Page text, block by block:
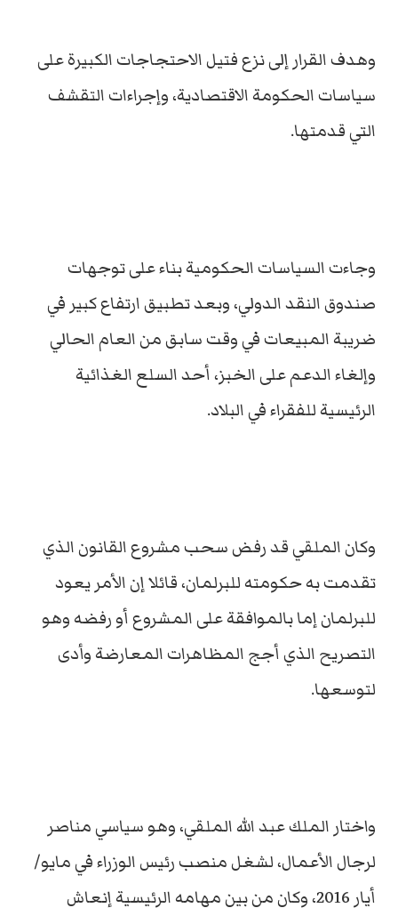
وهدف القرار إلى نزع فتيل الاحتجاجات الكبيرة على
سياسات الحكومة الاقتصادية، وإجراءات التقشف
التي قدمتها.
وجاءت السياسات الحكومية بناء على توجهات
صندوق النقد الدولي، وبعد تطبيق ارتفاع كبير في
ضريبة المبيعات في وقت سابق من العام الحالي
وإلغاء الدعم على الخبز، أحد السلع الغذائية
الرئيسية للفقراء في البلاد.
وكان الملقي قد رفض سحب مشروع القانون الذي
تقدمت به حكومته للبرلمان، قائلا إن الأمر يعود
للبرلمان إما بالموافقة على المشروع أو رفضه وهو
التصريح الذي أجج المظاهرات المعارضة وأدى
لتوسعها.
واختار الملك عبد الله الملقي، وهو سياسي مناصر
لرجال الأعمال، لشغل منصب رئيس الوزراء في مايو/
أيار 2016، وكان من بين مهامه الرئيسية إنعاش